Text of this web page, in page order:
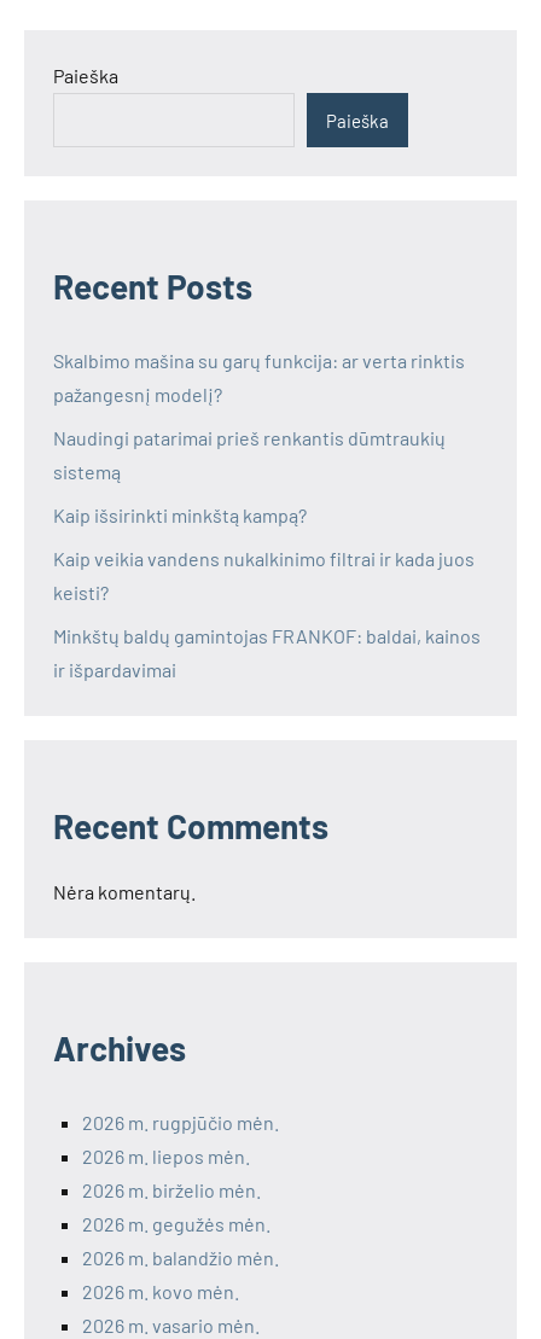
Paieška
Paieška
Recent Posts
Skalbimo mašina su garų funkcija: ar verta rinktis
pažangesnį modelį?
Naudingi patarimai prieš renkantis dūmtraukių
sistemą
Kaip išsirinkti minkštą kampą?
Kaip veikia vandens nukalkinimo filtrai ir kada juos
keisti?
Minkštų baldų gamintojas FRANKOF: baldai, kainos
ir išpardavimai
Recent Comments
Nėra komentarų.
Archives
2026 m. rugpjūčio mėn.
2026 m. liepos mėn.
2026 m. birželio mėn.
2026 m. gegužės mėn.
2026 m. balandžio mėn.
2026 m. kovo mėn.
2026 m. vasario mėn.